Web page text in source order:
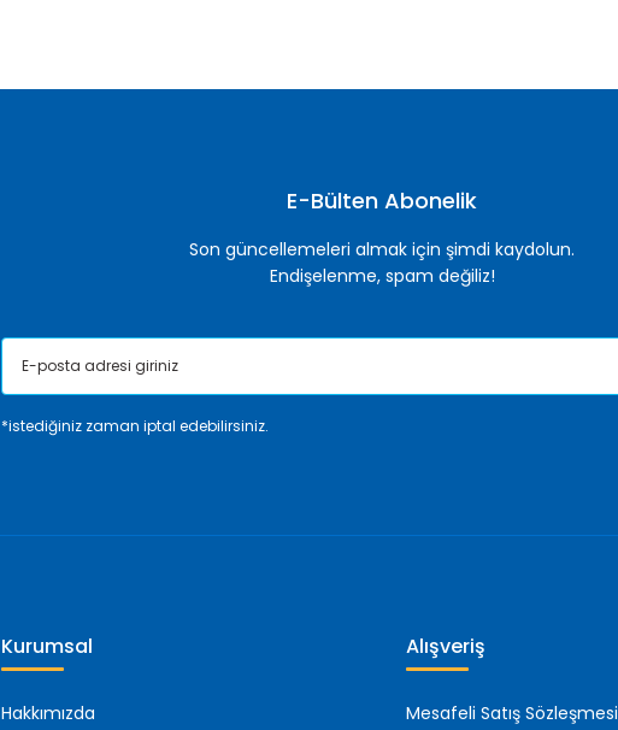
E-Bülten Abonelik
Son güncellemeleri almak için şimdi kaydolun.
Endişelenme, spam değiliz!
*istediğiniz zaman iptal edebilirsiniz.
Kurumsal
Hakkımızda
Alışveriş
Mesafeli Satış Sözleşmesi